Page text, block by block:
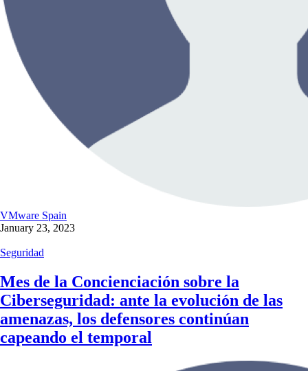
VMware Spain
January 23, 2023
Seguridad
Mes de la Concienciación sobre la
Ciberseguridad: ante la evolución de las
amenazas, los defensores continúan
capeando el temporal